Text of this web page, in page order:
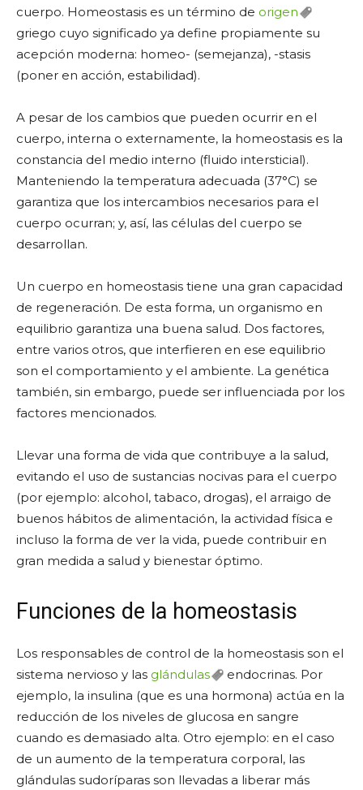
cuerpo. Homeostasis es un término de origen
griego cuyo significado ya define propiamente su
acepción moderna: homeo- (semejanza), -stasis
(poner en acción, estabilidad).
A pesar de los cambios que pueden ocurrir en el
cuerpo, interna o externamente, la homeostasis es la
constancia del medio interno (fluido intersticial).
Manteniendo la temperatura adecuada (37°C) se
garantiza que los intercambios necesarios para el
cuerpo ocurran; y, así, las células del cuerpo se
desarrollan.
Un cuerpo en homeostasis tiene una gran capacidad
de regeneración. De esta forma, un organismo en
equilibrio garantiza una buena salud. Dos factores,
entre varios otros, que interfieren en ese equilibrio
son el comportamiento y el ambiente. La genética
también, sin embargo, puede ser influenciada por los
factores mencionados.
Llevar una forma de vida que contribuye a la salud,
evitando el uso de sustancias nocivas para el cuerpo
(por ejemplo: alcohol, tabaco, drogas), el arraigo de
buenos hábitos de alimentación, la actividad física e
incluso la forma de ver la vida, puede contribuir en
gran medida a salud y bienestar óptimo.
Funciones de la homeostasis
Los responsables de control de la homeostasis son el
sistema nervioso y las glándulas
endocrinas. Por
ejemplo, la insulina (que es una hormona) actúa en la
reducción de los niveles de glucosa en sangre
cuando es demasiado alta. Otro ejemplo: en el caso
de un aumento de la temperatura corporal, las
glándulas sudoríparas son llevadas a liberar más